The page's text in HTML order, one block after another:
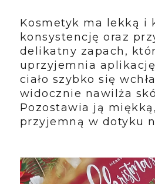
Kosmetyk ma lekką i
konsystencję oraz
delikatny zapach,
uprzyjemnia
ciało szybko się
widocznie nawilża
Pozostawia ją
przyjemną w dotyku